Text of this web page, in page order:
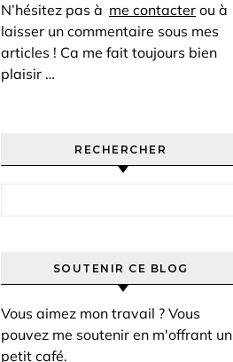
N’hésitez pas à me contacter ou à
laisser un commentaire sous mes
articles ! Ca me fait toujours bien
plaisir …
RECHERCHER
SOUTENIR CE BLOG
Vous aimez mon travail ? Vous
pouvez me soutenir en m'offrant un
petit café.